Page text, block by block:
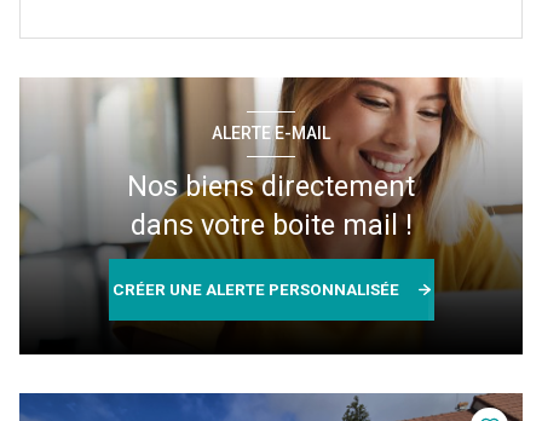
ALERTE E-MAIL
Nos biens directement
dans votre boite mail !
CRÉER UNE ALERTE PERSONNALISÉE